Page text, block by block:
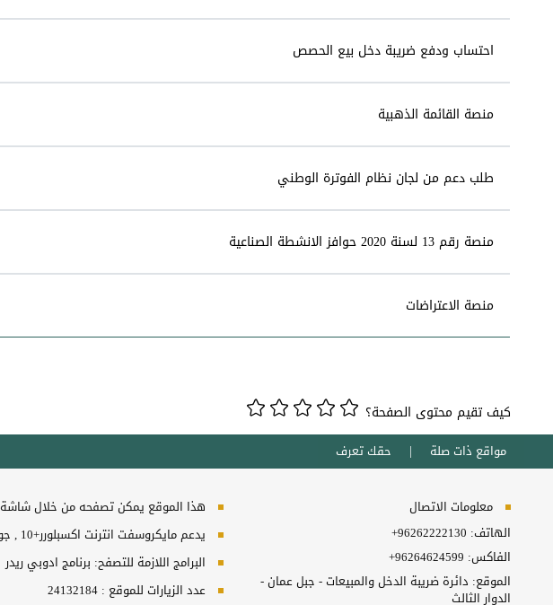
احتساب ودفع ضريبة دخل بيع الحصص
منصة القائمة الذهبية
طلب دعم من لجان نظام الفوترة الوطني
منصة رقم 13 لسنة 2020 حوافز الانشطة الصناعية
منصة الاعتراضات
كيف تقيم محتوى الصفحة؟
مواقع ذات صلة حقك تعرف
معلومات الاتصال
الهاتف: +96262222130
الفاكس: +96264624599
الموقع: دائرة ضريبة الدخل والمبيعات - جبل عمان -
الدوار الثالث
هذا الموقع يمكن تصفحه من خلال شاشة 768 ×1366
يدعم مايكروسفت انترنت اكسبلورر+10 , جوجل كروم , فاير بوكس , سفاري
البرامج اللازمة للتصفح: برنامج ادوبي ريدر
عدد الزيارات للموقع : 24132184